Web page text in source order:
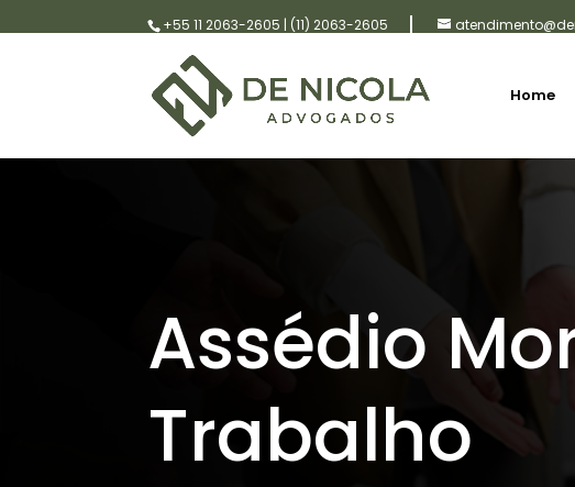
+55 11 2063-2605 | (11) 2063-2605
Home
Assédio
Trabalho